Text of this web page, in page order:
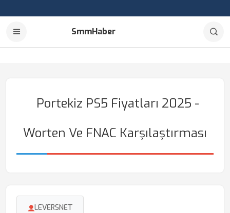
SmmHaber
Portekiz PS5 Fiyatları 2025 -
Worten Ve FNAC Karşılaştırması
LEVERSNET